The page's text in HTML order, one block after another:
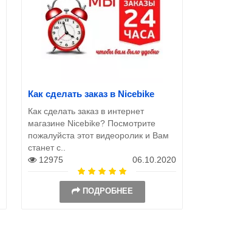
Как сделать заказ в Nicebike
Как сделать заказ в интернет
магазине Nicebike? Посмотрите
пожалуйста этот видеоролик и Вам
станет с..
12975
06.10.2020
ПОДРОБНЕЕ